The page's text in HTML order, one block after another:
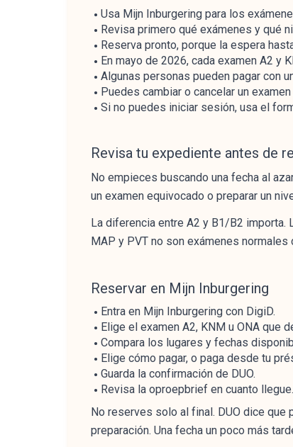
Usa Mijn Inburgering para los
Revisa primero qué exámenes y qué
Reserva pronto, porque la espera
En mayo de 2026, cada examen A2 y
Algunas personas pueden pagar con
Puedes cambiar o cancelar un
Si no puedes iniciar sesión, usa el
Revisa tu expediente antes de
No empieces buscando una fecha al
un examen equivocado o preparar un
La diferencia entre A2 y B1/B2 importa.
MAP y PVT no son exámenes
Reservar en Mijn Inburgering
Entra en Mijn Inburgering con DigiD.
Elige el examen A2, KNM u ONA que
Compara los lugares y fechas
Elige cómo pagar, o paga desde tu
Guarda la confirmación de DUO.
Revisa la oproepbrief en cuanto llegue.
No reserves solo al final. DUO dice que
preparación. Una fecha un poco más